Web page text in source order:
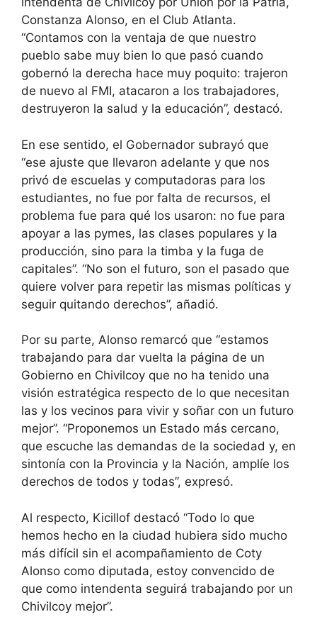
Constanza Alonso, en el Club Atlanta.
“Contamos con la ventaja de que nuestro
pueblo sabe muy bien lo que pasó cuando
gobernó la derecha hace muy poquito: trajeron
de nuevo al FMI, atacaron a los trabajadores,
destruyeron la salud y la educación”, destacó.
En ese sentido, el Gobernador subrayó que
“ese ajuste que llevaron adelante y que nos
privó de escuelas y computadoras para los
estudiantes, no fue por falta de recursos, el
problema fue para qué los usaron: no fue para
apoyar a las pymes, las clases populares y la
producción, sino para la timba y la fuga de
capitales”. “No son el futuro, son el pasado que
quiere volver para repetir las mismas políticas y
seguir quitando derechos”, añadió.
Por su parte, Alonso remarcó que “estamos
trabajando para dar vuelta la página de un
Gobierno en Chivilcoy que no ha tenido una
visión estratégica respecto de lo que necesitan
las y los vecinos para vivir y soñar con un futuro
mejor”. “Proponemos un Estado más cercano,
que escuche las demandas de la sociedad y, en
sintonía con la Provincia y la Nación, amplíe los
derechos de todos y todas”, expresó.
Al respecto, Kicillof destacó “Todo lo que
hemos hecho en la ciudad hubiera sido mucho
más difícil sin el acompañamiento de Coty
Alonso como diputada, estoy convencido de
que como intendenta seguirá trabajando por un
Chivilcoy mejor”.